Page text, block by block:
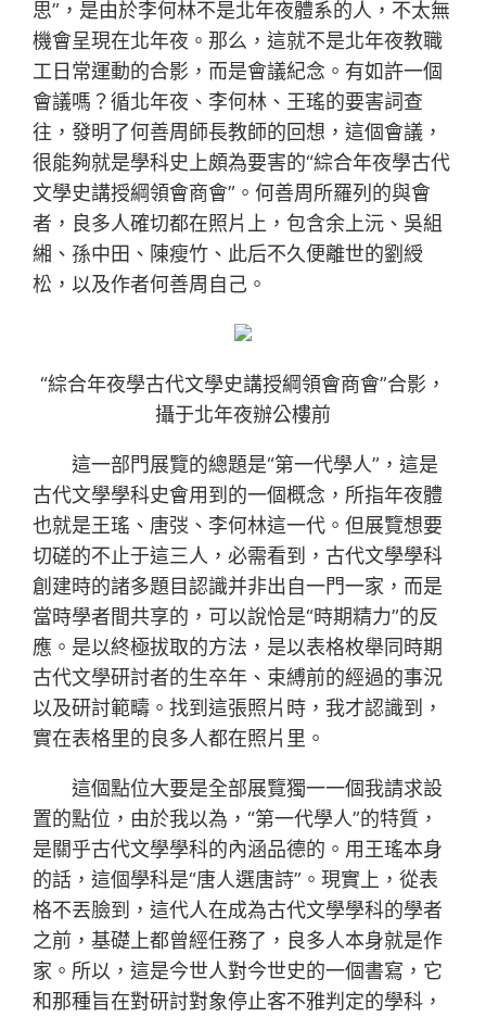
思”，是由於李何林不是北年夜體系的人，不太無
機會呈現在北年夜。那么，這就不是北年夜教職
工日常運動的合影，而是會議紀念。有如許一個
會議嗎？循北年夜、李何林、王瑤的要害詞查
往，發明了何善周師長教師的回想，這個會議，
很能夠就是學科史上頗為要害的“綜合年夜學古代
文學史講授綱領會商會”。何善周所羅列的與會
者，良多人確切都在照片上，包含余上沅、吳組
緗、孫中田、陳瘦竹、此后不久便離世的劉綬
松，以及作者何善周自己。
“綜合年夜學古代文學史講授綱領會商會”合影，
攝于北年夜辦公樓前
這一部門展覽的總題是“第一代學人”，這是
古代文學學科史會用到的一個概念，所指年夜體
也就是王瑤、唐弢、李何林這一代。但展覽想要
切磋的不止于這三人，必需看到，古代文學學科
創建時的諸多題目認識并非出自一門一家，而是
當時學者間共享的，可以說恰是“時期精力”的反
應。是以終極拔取的方法，是以表格枚舉同時期
古代文學研討者的生卒年、束縛前的經過的事況
以及研討範疇。找到這張照片時，我才認識到，
實在表格里的良多人都在照片里。
這個點位大要是全部展覽獨一一個我請求設
置的點位，由於我以為，“第一代學人”的特質，
是關乎古代文學學科的內涵品德的。用王瑤本身
的話，這個學科是“唐人選唐詩”。現實上，從表
格不丟臉到，這代人在成為古代文學學科的學者
之前，基礎上都曾經任務了，良多人本身就是作
家。所以，這是今世人對今世史的一個書寫，它
和那種旨在對研討對象停止客不雅判定的學科，